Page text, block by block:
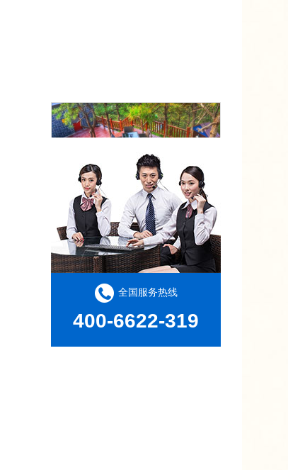
酒店的户外家具哪里选配？
全国服务热线
400-6622-319